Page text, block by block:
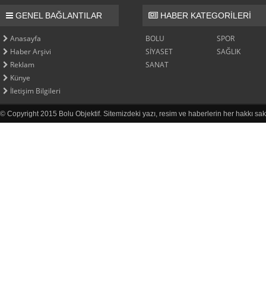
GENEL BAĞLANTILAR
Anasayfa
Haber Arşivi
Reklam
Künye
İletişim Bilgileri
HABER KATEGORİLERİ
BOLU
SPOR
SİYASET
SAĞLIK
SANAT
© Copyright 2015 Bolu Objektif. Sitemizdeki yazı, resim ve haberlerin her hakkı